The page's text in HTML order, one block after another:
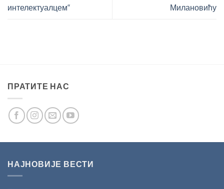
интелектуалцем“
Милановићу
ПРАТИТЕ НАС
НАЈНОВИЈЕ ВЕСТИ